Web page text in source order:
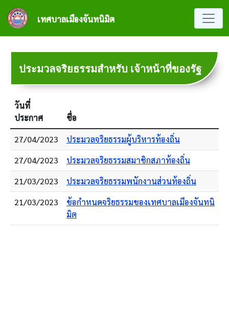
ข้ามไปยังเนื้อหาหลัก
เทศบาลเมืองจันทนิมิต
ประมวลจริยธรรมสำหรับ เจ้าหน้าที่ของรัฐ
วันที่
ประกาศ
ชื่อ
27/04/2023
ประมวลจริยธรรมผู้บริหารท้องถิ่น
27/04/2023
ประมวลจริยธรรมสมาชิกสภาท้องถิ่น
21/03/2023
ประมวลจริยธรรมพนักงานส่วนท้องถิ่น
21/03/2023
ข้อกำหนดจริยธรรมของเทศบาลเมืองจันทนิ
มิต